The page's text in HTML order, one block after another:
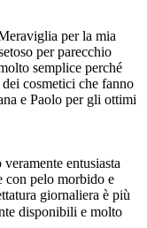
per la mia
per parecchio
semplice perché
cosmetici che fanno
e Paolo per gli ottimi
entusiasta
con pelo morbido e
giornaliera è più
disponibili e molto